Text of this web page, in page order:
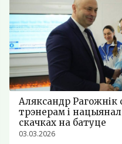
Аляксандр Рагожнік
трэнерам і
скачках на батуце
03.03.2026